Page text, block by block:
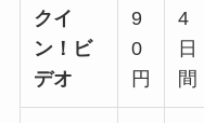
クイ
ン！ビ
デオ
9
0
円
4
日
間